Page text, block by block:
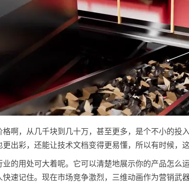
格啊，从几千块到几十万，甚至更多，是个不小的投
出彩，还能让技术文档变得更易懂，所以有时候，这
业的用处可大着呢。它可以清楚地展示你的产品怎么
快速记住。现在市场竞争激烈，三维动画作为营销武